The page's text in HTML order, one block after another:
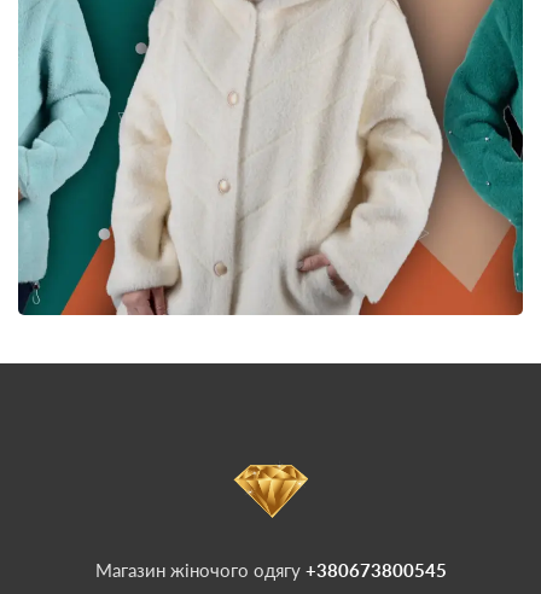
Магазин жіночого одягу +380673800545